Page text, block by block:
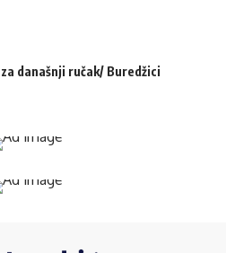
današnji ručak/ Buredžici